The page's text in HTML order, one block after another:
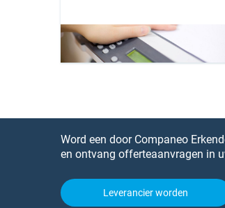
Word een door Companeo
en ontvang offerteaanvragen in
Leverancier worden